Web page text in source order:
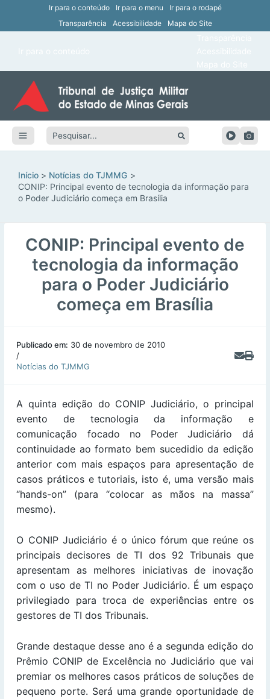
Ir para o conteúdo Ir para o menu
Ir para o rodapé
Transparência
Acessibilidade Mapa do Site
Pesquisar:
Início
Notícias do TJMMG
CONIP: Principal evento de tecnologia da informação para
o Poder Judiciário começa em Brasília
CONIP: Principal evento de
tecnologia da informação
para o Poder Judiciário
começa em Brasília
Publicado em: 30 de novembro de 2010
/
Notícias do TJMMG
A quinta edição do CONIP Judiciário, o principal
evento de tecnologia da informação e
comunicação focado no Poder Judiciário dá
continuidade ao formato bem sucedidio da edição
anterior com mais espaços para apresentação de
casos práticos e tutoriais, isto é, uma versão mais
“hands-on” (para “colocar as mãos na massa”
mesmo).
O CONIP Judiciário é o único fórum que reúne os
principais decisores de TI dos 92 Tribunais que
apresentam as melhores iniciativas de inovação
com o uso de TI no Poder Judiciário. É um espaço
privilegiado para troca de experiências entre os
gestores de TI dos Tribunais.
Grande destaque desse ano é a segunda edição do
Prêmio CONIP de Excelência no Judiciário que vai
premiar os melhores casos práticos de soluções de
pequeno porte. Será uma grande oportunidade de